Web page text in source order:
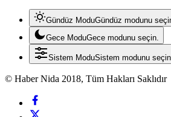
Gündüz ModuGündüz modunu
Gece ModuGece modunu seçin.
Sistem ModuSistem modunu
© Haber Nida 2018, Tüm Hakları Saklıdır